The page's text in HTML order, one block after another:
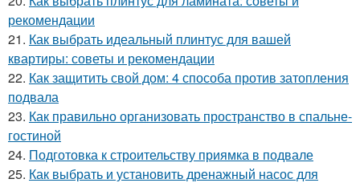
рекомендации
21. Как выбрать идеальный плинтус для вашей
квартиры: советы и рекомендации
22. Как защитить свой дом: 4 способа против затопления
подвала
23. Как правильно организовать пространство в спальне-
гостиной
24. Подготовка к строительству приямка в подвале
25. Как выбрать и установить дренажный насос для